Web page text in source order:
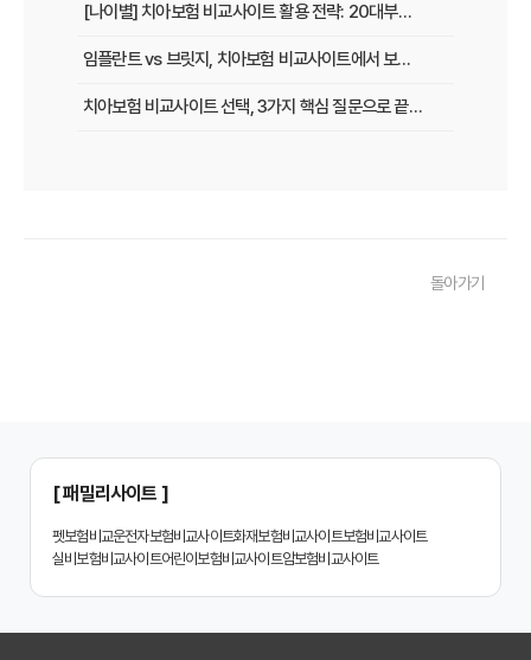
[나이별] 치아보험 비교사이트 활용 전략: 20대부터 60대까지 맞춤 가이드
임플란트 vs 브릿지, 치아보험 비교사이트에서 보장 범위 꼼꼼하게 확인하는 꿀팁
치아보험 비교사이트 선택, 3가지 핵심 질문으로 끝내기
치아보험 비교사이트 똑똑하게 활용하는 3가지 꿀팁
치아보험 비교사이트 선택 전 반드시 알아야 할 5가지 핵심 질문
돌아가기
[ 패밀리사이트 ]
펫보험비교운전자보험비교사이트화재보험비교사이트보험비교사이트
실비보험비교사이트어린이보험비교사이트암보험비교사이트